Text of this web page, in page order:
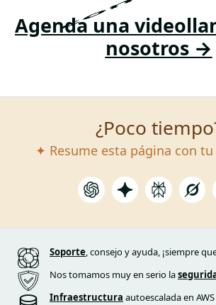
Agenda una
nosotros →
¿Poco
✦ Resume esta página con
Soporte, consejo y ayuda, ¡siempre
Nos tomamos muy en serio la
Infraestructura autoescalada en